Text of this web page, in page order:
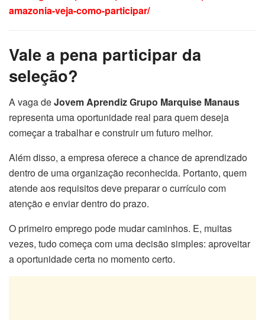
amazonia-veja-como-participar/
Vale a pena participar da
seleção?
A vaga deJovem Aprendiz Grupo Marquise Manaus
representa uma oportunidade real para quem deseja
começar a trabalhar e construir um futuro melhor.
Além disso, a empresa oferece a chance de aprendizado
dentro de uma organização reconhecida. Portanto, quem
atende aos requisitos deve preparar o currículo com
atenção e enviar dentro do prazo.
O primeiro emprego pode mudar caminhos. E, muitas
vezes, tudo começa com uma decisão simples: aproveitar
a oportunidade certa no momento certo.